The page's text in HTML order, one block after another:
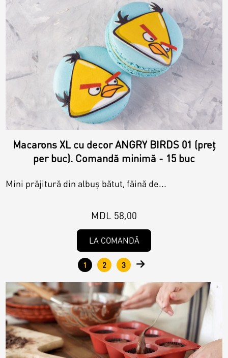
Macarons XL cu decor ANGRY BIRDS 01 (preț
per buc). Comandă minimă - 15 buc
Mini prăjitură din albuș bătut, făină de...
MDL 58,00
LA COMANDĂ
Pages
1 2 3